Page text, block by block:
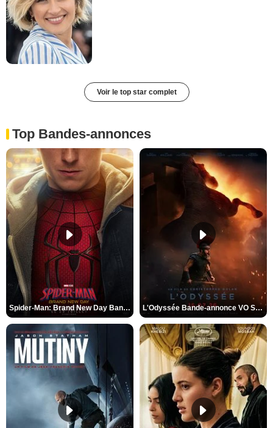
Voir le top star complet
Top Bandes-annonces
Spider-Man: Brand New Day Bande-annonce VO STFR L'Odyssée Bande-annonce VO STFR